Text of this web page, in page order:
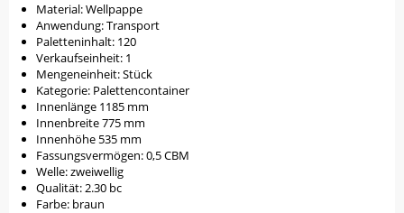
Material: Wellpappe
Anwendung: Transport
Paletteninhalt: 120
Verkaufseinheit: 1
Mengeneinheit: Stück
Kategorie: Palettencontainer
Innenlänge 1185 mm
Innenbreite 775 mm
Innenhöhe 535 mm
Fassungsvermögen: 0,5 CBM
Welle: zweiwellig
Qualität: 2.30 bc
Farbe: braun